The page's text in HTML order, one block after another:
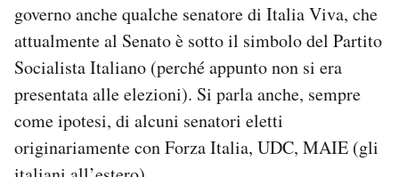
governo anche qualche senatore di Italia Viva, che
attualmente al Senato è sotto il simbolo del Partito
Socialista Italiano (perché appunto non si era
presentata alle elezioni). Si parla anche, sempre
come ipotesi, di alcuni senatori eletti
originariamente con Forza Italia, UDC, MAIE (gli